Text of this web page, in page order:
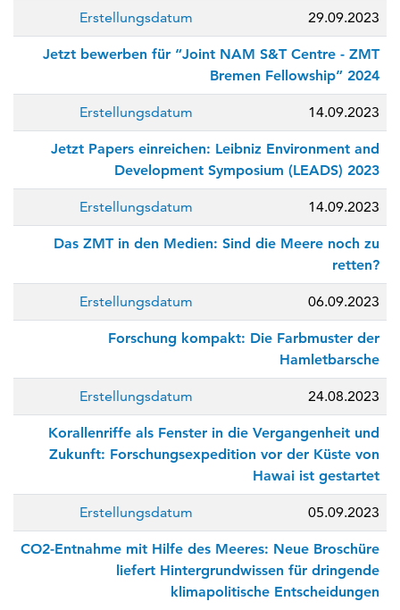
Erstellungsdatum 29.09.2023
Jetzt bewerben für “Joint NAM S&T Centre - ZMT
Bremen Fellowship” 2024
Erstellungsdatum 14.09.2023
Jetzt Papers einreichen: Leibniz Environment and
Development Symposium (LEADS) 2023
Erstellungsdatum 14.09.2023
Das ZMT in den Medien: Sind die Meere noch zu
retten?
Erstellungsdatum 06.09.2023
Forschung kompakt: Die Farbmuster der
Hamletbarsche
Erstellungsdatum 24.08.2023
Korallenriffe als Fenster in die Vergangenheit und
Zukunft: Forschungsexpedition vor der Küste von
Hawai ist gestartet
Erstellungsdatum 05.09.2023
CO2-Entnahme mit Hilfe des Meeres: Neue Broschüre
liefert Hintergrundwissen für dringende
klimapolitische Entscheidungen